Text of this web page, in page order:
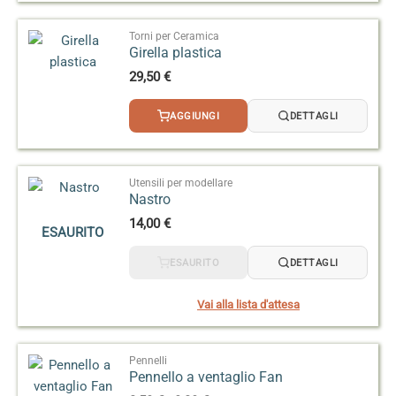
14,50 €
Torni per Ceramica
Girella plastica
29,50€
AGGIUNGI DETTAGLI
ESAURITO
Utensili per modellare
Nastro
14,00€
ESAURITO DETTAGLI
Vai alla lista d'attesa
Pennelli
Pennello a ventaglio Fan